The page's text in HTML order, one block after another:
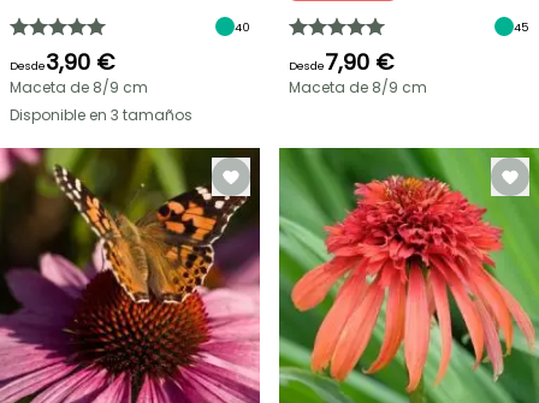
40
Desde3,90 €
Maceta de 8/9 cm
Disponible en 3 tamaños
45
Desde7,90 €
Maceta de 8/9 cm